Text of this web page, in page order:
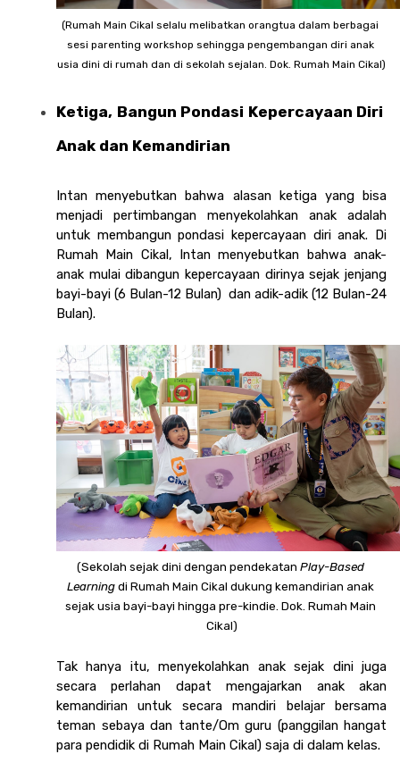
(Rumah Main Cikal selalu melibatkan orangtua dalam berbagai
sesi parenting workshop sehingga pengembangan diri anak
usia dini di rumah dan di sekolah sejalan. Dok. Rumah Main Cikal)
Ketiga, Bangun Pondasi Kepercayaan Diri
Anak dan Kemandirian
Intan menyebutkan bahwa alasan ketiga yang bisa
menjadi pertimbangan menyekolahkan anak adalah
untuk membangun pondasi kepercayaan diri anak. Di
Rumah Main Cikal, Intan menyebutkan bahwa anak-
anak mulai dibangun kepercayaan dirinya sejak jenjang
bayi-bayi (6 Bulan-12 Bulan)  dan adik-adik (12 Bulan-24
Bulan).
(Sekolah sejak dini dengan pendekatan Play-Based
Learning di Rumah Main Cikal dukung kemandirian anak
sejak usia bayi-bayi hingga pre-kindie. Dok. Rumah Main
Cikal)
Tak hanya itu, menyekolahkan anak sejak dini juga
secara perlahan dapat mengajarkan anak akan
kemandirian untuk secara mandiri belajar bersama
teman sebaya dan tante/Om guru (panggilan hangat
para pendidik di Rumah Main Cikal) saja di dalam kelas.